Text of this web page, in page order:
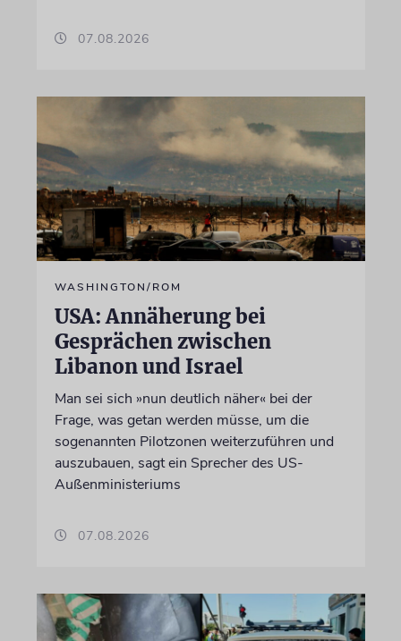
07.08.2026
WASHINGTON/ROM
USA: Annäherung bei
Gesprächen zwischen
Libanon und Israel
Man sei sich »nun deutlich näher« bei der
Frage, was getan werden müsse, um die
sogenannten Pilotzonen weiterzuführen und
auszubauen, sagt ein Sprecher des US-
Außenministeriums
07.08.2026